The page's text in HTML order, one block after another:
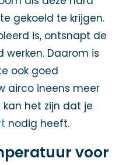
gekoeld te krijgen.
is, ontsnapt de
Daarom is
ook goed
airco ineens meer
het zijn dat je
nodig heeft.
voor